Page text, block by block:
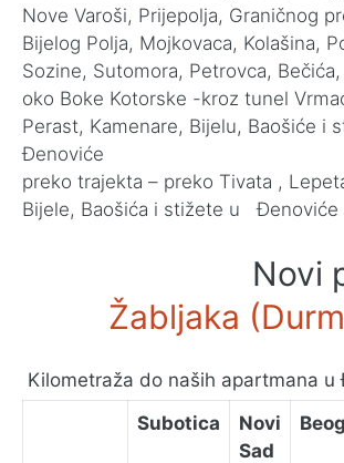
Nove Varoši, Prijepolja, Graničnog
Bijelog Polja, Mojkovaca, Kolašina,
Sozine, Sutomora, Petrovca,
oko Boke Kotorske -kroz tunel
Perast, Kamenare, Bijelu, Baošiće i
Đenoviće
preko trajekta – preko Tivata ,
Bijele, Baošića i stižete u Đenoviće
Novi
Žabljaka
Kilometraža do naših apartmana u
Subotica
Novi
Sad